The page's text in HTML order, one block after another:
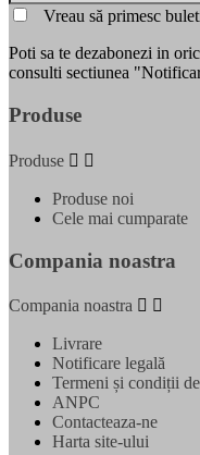
Vreau să primesc
Poti sa te dezabonezi in
consulti sectiunea
Produse
Produse  
Produse noi
Cele mai cumparate
Compania noastra
Compania noastra  
Livrare
Notificare legală
Termeni și condiții
ANPC
Contacteaza-ne
Harta site-ului